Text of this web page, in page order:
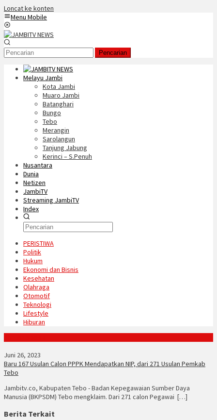
Loncat ke konten
Menu Mobile
Pencarian
Melayu Jambi
Kota Jambi
Muaro Jambi
Batanghari
Bungo
Tebo
Merangin
Sarolangun
Tanjung Jabung
Kerinci – S.Penuh
Nusantara
Dunia
Netizen
JambiTV
Streaming JambiTV
Index
PERISTIWA
Politik
Hukum
Ekonomi dan Bisnis
Kesehatan
Olahraga
Otomotif
Teknologi
Lifestyle
Hiburan
Juni 26, 2023
Baru 167 Usulan Calon PPPK Mendapatkan NIP, dari 271 Usulan Pemkab
Tebo
Jambitv.co, Kabupaten Tebo - Badan Kepegawaian Sumber Daya
Manusia (BKPSDM) Tebo mengklaim. Dari 271 calon Pegawai […]
Berita Terkait